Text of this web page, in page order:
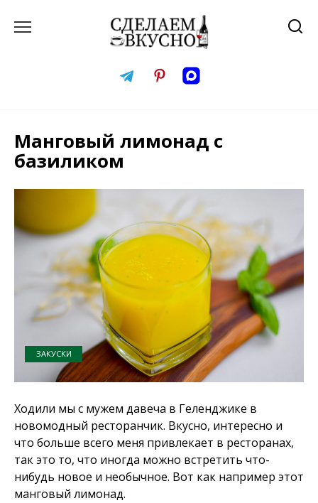
Манговый лимонад с
базиликом
ЗАКУСКИ
Ходили мы с мужем давеча в Геленджике в
новомодный ресторанчик. Вкусно, интересно и
что больше всего меня привлекает в ресторанах,
так это то, что иногда можно встретить что-
нибудь новое и необычное. Вот как например этот
манговый лимонад.